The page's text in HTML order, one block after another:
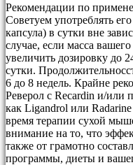
Рекомендации по
Советуем употреблять
капсула) в сутки вне
случае, если масса
увеличить дозировку до
сутки.
6 до 8 недель. Крайне
Реверол с Recardin и/или
как Ligandrol или
время терапии сухой
внимание на то, что
также от грамотно
программы, диеты и